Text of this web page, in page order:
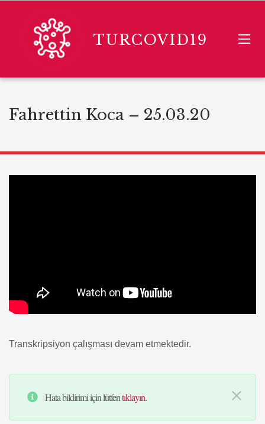
TURCOVID19
Fahrettin Koca – 25.03.20
Transkripsiyon çalışması devam etmektedir.
Hata bildirimi için lütfentıklayın.